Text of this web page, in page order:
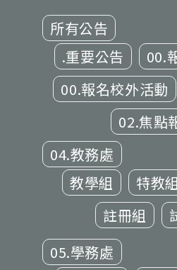
所有公告
.重要公告
00.
00.報名校外活動
02.焦點
04.教務處
教學組
特教組
註冊組
05.學務處